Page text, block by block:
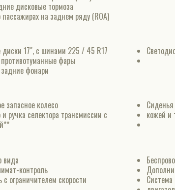
дисковые тормоза
на заднем ряду (ROA)
диски 17", с шинами 225 / 45 R17
фары
фонари
запасное колесо
и ручка селектора трансмиссии с
кожей и
вида
контроль
с ограничителем скорости
Система